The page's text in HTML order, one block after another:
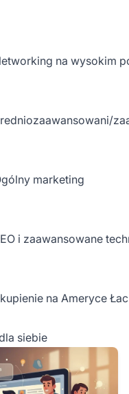
na wysokim
marketing
i zaawansowane
na Ameryce
siebie